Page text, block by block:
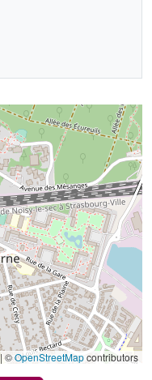
| ©OpenStreetMapcontributors